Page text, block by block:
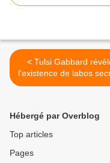
< Tulsi Gabbard révèle
l'existence de labos
financés par les USA
Hébergé par Overblog
Top articles
Pages